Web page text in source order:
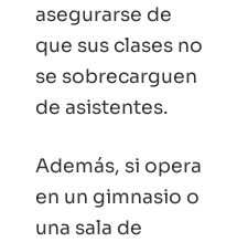
asegurarse de
que sus clases no
se sobrecarguen
de asistentes.
Además, si opera
en un gimnasio o
una sala de